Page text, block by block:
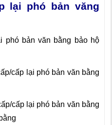
lại phó bản văng
phó bản văn bằng bảo hộ
cấp lại phó bản văn bằng
cấp lại phó bản văn bằng